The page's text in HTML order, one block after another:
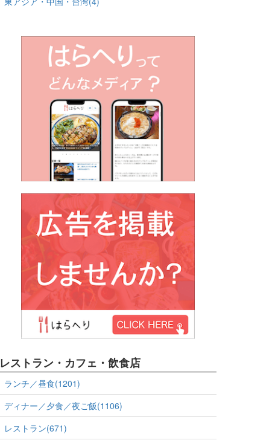
レストラン・カフェ・飲食店
ランチ／昼食(1201)
ディナー／夕食／夜ご飯(1106)
レストラン(671)